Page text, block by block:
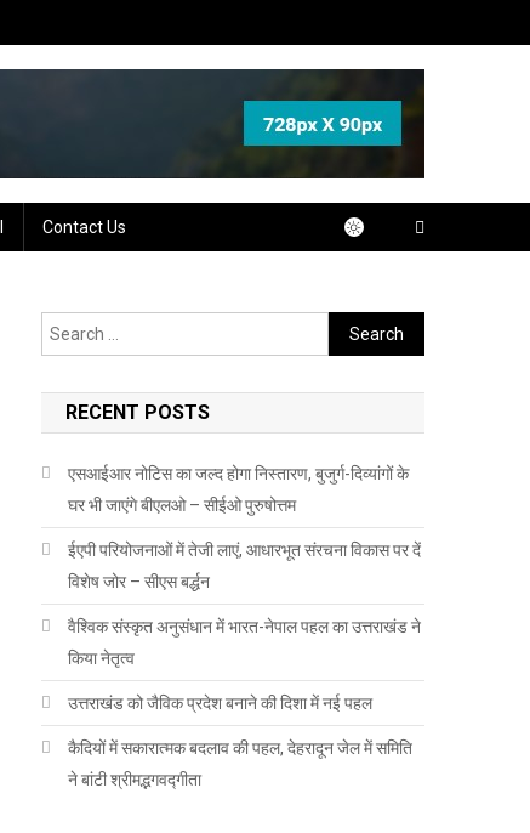
Contact Us
Search
for:
RECENT POSTS
एसआईआर नोटिस का जल्द होगा निस्तारण, बुजुर्ग-दिव्यांगों के
घर भी जाएंगे बीएलओ – सीईओ पुरुषोत्तम
ईएपी परियोजनाओं में तेजी लाएं, आधारभूत संरचना विकास पर दें
विशेष जोर – सीएस बर्द्धन
वैश्विक संस्कृत अनुसंधान में भारत-नेपाल पहल का उत्तराखंड ने
किया नेतृत्व
उत्तराखंड को जैविक प्रदेश बनाने की दिशा में नई पहल
कैदियों में सकारात्मक बदलाव की पहल, देहरादून जेल में समिति
ने बांटी श्रीमद्भगवद्गीता